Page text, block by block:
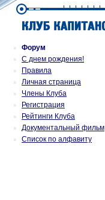
Форум
С днем рождения!
Правила
Личная страница
Члены Клуба
Регистрация
Рейтинги Клуба
Документальный фильм
Список по алфавиту